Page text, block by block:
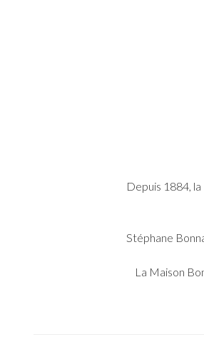
Depuis 1884,
Stéphane
La Maison